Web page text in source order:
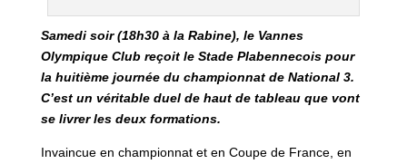
Samedi soir (18h30 à la Rabine), le Vannes
Olympique Club reçoit le Stade Plabennecois pour
la huitième journée du championnat de National 3.
C’est un véritable duel de haut de tableau que vont
se livrer les deux formations.
Invaincue en championnat et en Coupe de France, en